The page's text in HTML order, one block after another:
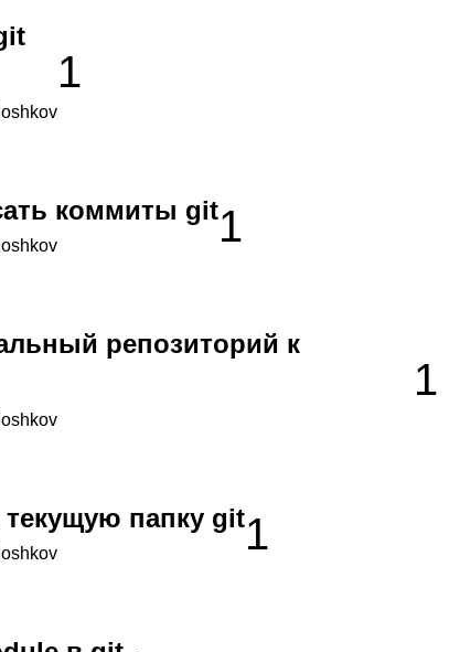
1
коммиты git1
репозиторий к
1
папку git1